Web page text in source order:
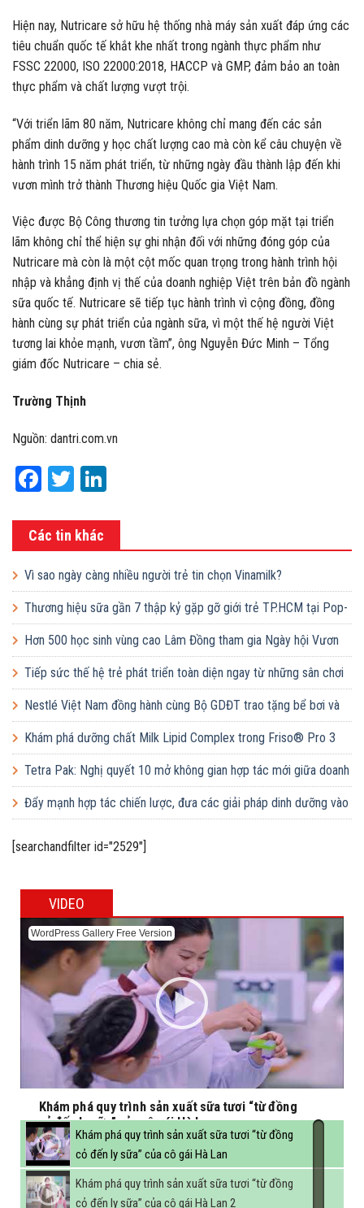
Hiện nay, Nutricare sở hữu hệ thống nhà máy sản xuất đáp ứng các
tiêu chuẩn quốc tế khắt khe nhất trong ngành thực phẩm như
FSSC 22000, ISO 22000:2018, HACCP và GMP, đảm bảo an toàn
thực phẩm và chất lượng vượt trội.
“Với triển lãm 80 năm, Nutricare không chỉ mang đến các sản
phẩm dinh dưỡng y học chất lượng cao mà còn kể câu chuyện về
hành trình 15 năm phát triển, từ những ngày đầu thành lập đến khi
vươn mình trở thành Thương hiệu Quốc gia Việt Nam.
Việc được Bộ Công thương tin tưởng lựa chọn góp mặt tại triển
lãm không chỉ thể hiện sự ghi nhận đối với những đóng góp của
Nutricare mà còn là một cột mốc quan trọng trong hành trình hội
nhập và khẳng định vị thế của doanh nghiệp Việt trên bản đồ ngành
sữa quốc tế. Nutricare sẽ tiếp tục hành trình vì cộng đồng, đồng
hành cùng sự phát triển của ngành sữa, vì một thế hệ người Việt
tương lai khỏe mạnh, vươn tầm”, ông Nguyễn Đức Minh – Tổng
giám đốc Nutricare – chia sẻ.
Trường Thịnh
Nguồn: dantri.com.vn
Facebook
Twitter
Các tin khác
Vì sao ngày càng nhiều người trẻ tin chọn Vinamilk?
Thương hiệu sữa gần 7 thập kỷ gặp gỡ giới trẻ TP.HCM tại Pop-
up ‘Thưởng vị hè’
Hơn 500 học sinh vùng cao Lâm Đồng tham gia Ngày hội Vươn
cao Việt Nam
Tiếp sức thế hệ trẻ phát triển toàn diện ngay từ những sân chơi
học đường
Nestlé Việt Nam đồng hành cùng Bộ GDĐT trao tặng bể bơi và
lớp dạy bơi mô hình điểm cho học sinh tại tỉnh Bắc Ninh
Khám phá dưỡng chất Milk Lipid Complex trong Friso® Pro 3
Tetra Pak: Nghị quyết 10 mở không gian hợp tác mới giữa doanh
nghiệp FDI và doanh nghiệp Việt
Đẩy mạnh hợp tác chiến lược, đưa các giải pháp dinh dưỡng vào
[searchandfilter id="2529"]
VIDEO
WordPress Gallery Free Version
Khám phá quy trình sản xuất sữa tươi “từ đồng
cỏ đến ly sữa” của cô gái Hà Lan
Khám phá quy trình sản xuất sữa tươi “từ đồng
cỏ đến ly sữa” của cô gái Hà Lan
Khám phá quy trình sản xuất sữa tươi “từ đồng
cỏ đến ly sữa” của cô gái Hà Lan 2